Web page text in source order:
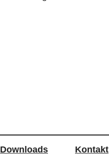
Downloads Kontakt